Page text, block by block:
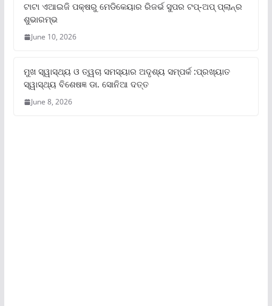
ଟାଟା ଏଆଇଜି ପକ୍ଷରୁ ମେଡିକେୟାର ରିଜର୍ଭ ସୁପର ଟପ୍‌-ଅପ୍ ପ୍ଲାନ୍‌ର
ଶୁଭାରମ୍ଭ
June 10, 2026
ମୁଖ ସ୍ୱାସ୍ଥ୍ୟ ଓ ତ୍ୱଚା ସମସ୍ୟାର ଅଦୃଶ୍ୟ ସମ୍ପର୍କ :ପ୍ରଖ୍ୟାତ
ସ୍ୱାସ୍ଥ୍ୟ ବିଶେଷଜ୍ଞ ଡା. ସୋନିଆ ଦତ୍ତ
June 8, 2026